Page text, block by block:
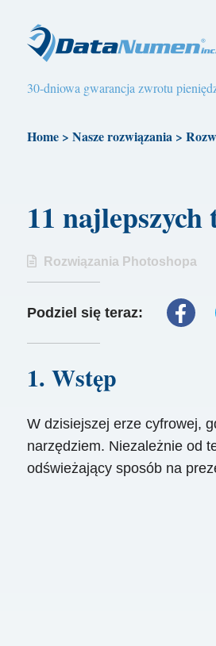
30-dniowa gwarancja zwrotu
Home> Nasze rozwiązania>
11
Rozwiązania Photoshopa
Podziel się teraz:
1. Wstęp
W dzisiejszej erze cyfrowej,
narzędziem. Niezależnie od
odświeżający sposób na